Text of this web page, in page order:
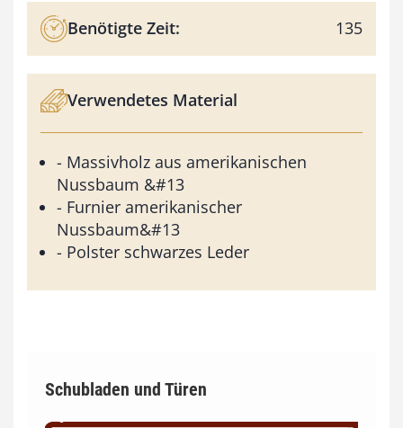
Benötigte Zeit: 135
Verwendetes Material
- Massivholz aus amerikanischen
Nussbaum &#13
- Furnier amerikanischer
Nussbaum&#13
- Polster schwarzes Leder
Schubladen und Türen